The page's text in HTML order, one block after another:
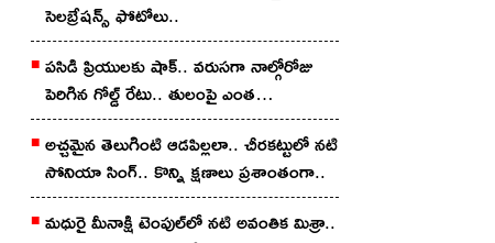
సెల‌బ్రేష‌న్స్ ఫోటోలు..
పసిడి ప్రియులకు షాక్.. వరుసగా నాల్గోరోజు
పెరిగిన గోల్డ్ రేటు.. తులంపై ఎంత
పెరిగిందంటే?
అచ్చ‌మైన తెలుగింటి ఆడ‌పిల్ల‌లా.. చీర‌క‌ట్టులో న‌టి
సోనియా సింగ్‌.. కొన్ని క్షణాలు ప్రశాంతంగా..
మధురై మీనాక్షి టెంపుల్‌లో న‌టి అవంతిక మిశ్రా..